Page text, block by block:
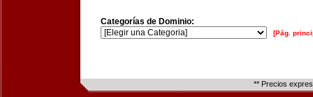
Categorías de Dominio:
[Pág.
** Precios